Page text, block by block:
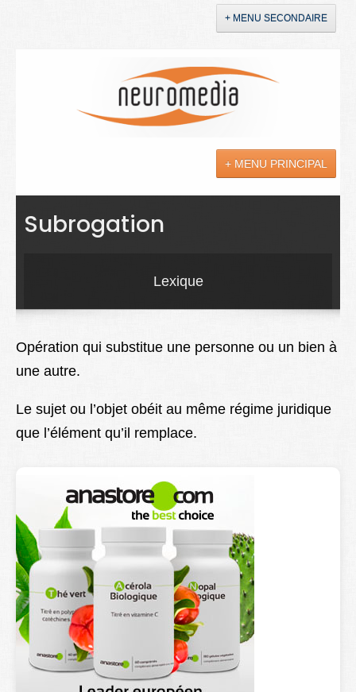
+ MENU SECONDAIRE
+ MENU PRINCIPAL
Actualités
Soins
Droit
Lexique
Better Health
Subrogation
Lexique
Opération qui substitue une personne ou un bien à
une autre.
Le sujet ou l’objet obéit au même régime juridique
que l’élément qu’il remplace.